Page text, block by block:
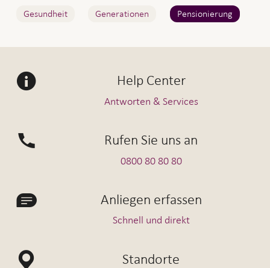
Gesundheit Generationen Pensionierung
Help Center
Antworten & Services
Rufen Sie uns an
0800 80 80 80
Anliegen erfassen
Schnell und direkt
Standorte